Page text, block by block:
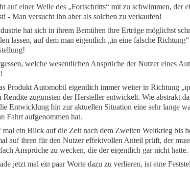
auf einer Welle des „Fortschritts“ mit zu schwimmen, der
- Man versucht ihn aber als solchen zu verkaufen!
hat sich in ihrem Bemühen ihre Erträge möglichst
lassen, auf dem man eigentlich „in eine falsche
welche wesentlichen Ansprüche der Nutzer eines
Produkt Automobil eigentlich immer weiter in Richtung
Rendite zugunsten der Hersteller entwickelt. Wie abstrakt
Entwicklung hin zur aktuellen Situation eine sehr lange
Fahrt aufgenommen hat.
mal ein Blick auf die Zeit nach dem Zweiten Weltkrieg bis
auf ihren für den Nutzer effektvollen Anteil prüft, der
Ansprüche zu wecken, die der eigentlich gar nicht hatte.
jetzt mal ein paar Worte dazu zu verlieren, ist eine